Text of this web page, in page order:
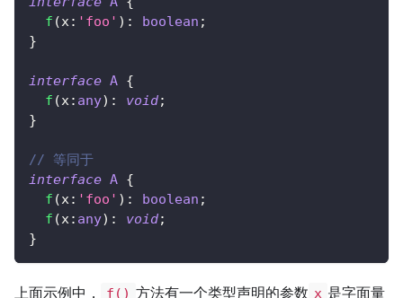
f (x : 'foo' ) : boolean ;
}
interface A {
f (x : any) : void;
}
// 等同于
interface A {
f (x : 'foo' ) : boolean ;
f (x : any) : void;
}
上面示例中， f() 方法有一个类型声明的参数 x 是字面量